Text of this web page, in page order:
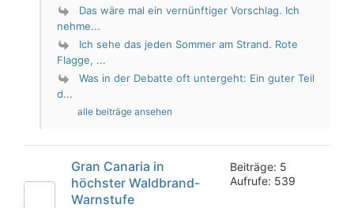
Das wäre mal ein vernünftiger Vorschlag. Ich
nehme...
Ich sehe das jeden Sommer am Strand. Rote
Flagge, ...
Was in der Debatte oft untergeht: Ein guter Teil
d...
alle beiträge ansehen
Gran Canaria in
höchster Waldbrand-
Warnstufe
Beiträge: 5
Aufrufe: 539